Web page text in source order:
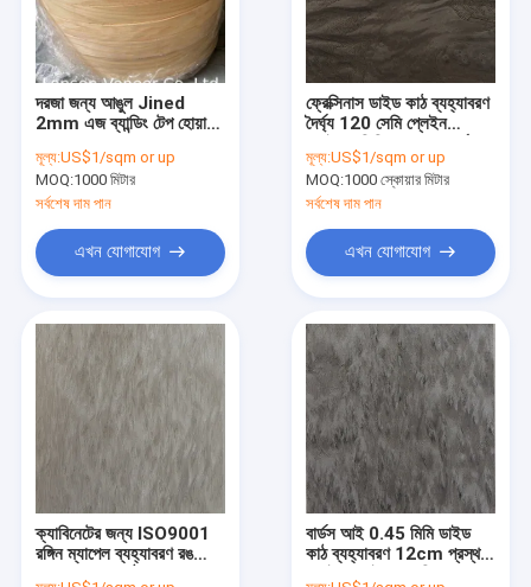
দরজা জন্য আঙুল Jined
2mm এজ ব্যান্ডিং টেপ হোয়াইট
মূল্য:US$1/sqm or up
MOQ:1000 মিটার
সর্বশেষ দাম পান
এখন যোগাযোগ
ফ্রেক্সিনাস ডাইড কাঠ ব্যহ্যাবরণ
দৈর্ঘ্য 120 সেমি প্লেইন
মূল্য:US$1/sqm or up
MOQ:1000 স্কোয়ার মিটার
সর্বশেষ দাম পান
এখন যোগাযোগ
ক্যাবিনেটের জন্য ISO9001
রঙ্গিন ম্যাপেল ব্যহ্যাবরণ রঙ
বার্ডস আই 0.45 মিমি ডাইড
কাঠ ব্যহ্যাবরণ 12cm প্রস্থ